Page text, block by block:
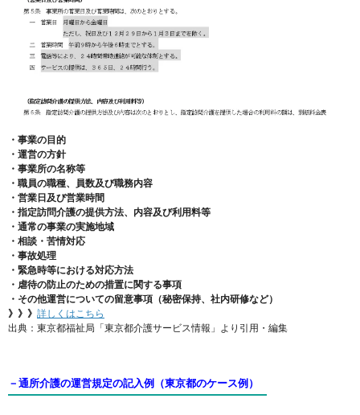
・事業の目的
・運営の方針
・事業所の名称等
・職員の職種、員数及び職務内容
・営業日及び営業時間
・指定訪問介護の提供方法、内容及び利用料等
・通常の事業の実施地域
・相談・苦情対応
・事故処理
・緊急時等における対応方法
・虐待の防止のための措置に関する事項
・その他運営についての留意事項（秘密保持、社内研修など）
》》》 詳しくはこちら
出典：東京都福祉局「東京都介護サービス情報」より引用・編集
－通所介護の運営規定の記入例 （東京都のケース例）